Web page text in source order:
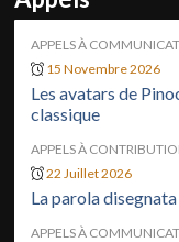
APPELS À
15 Novembre 2026
Les avatars de
classique
APPELS À
22 Juillet 2026
La parola disegnata
APPELS À